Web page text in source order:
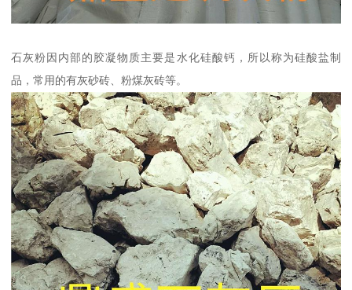
石灰粉因内部的胶凝物质主要是水化硅酸钙，所以称为硅酸盐制
品，常用的有灰砂砖、粉煤灰砖等。